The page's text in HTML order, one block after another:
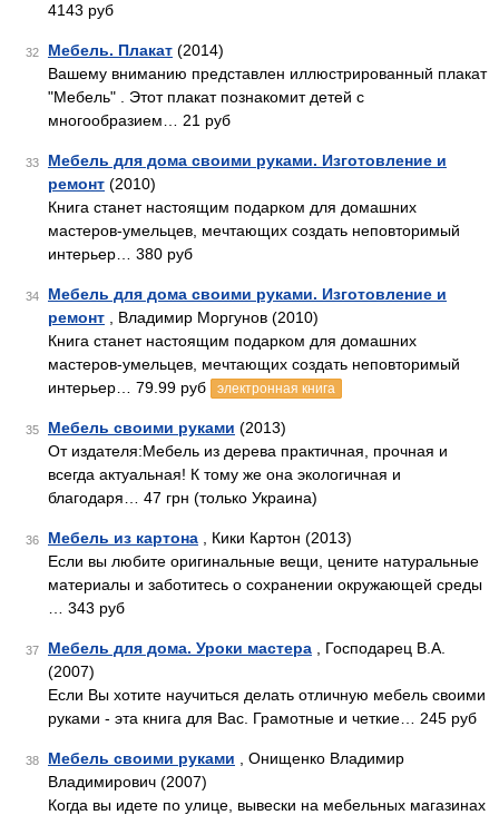
4143 руб
32 Мебель. Плакат (2014)
Вашему вниманию представлен иллюстрированный плакат
"Мебель" . Этот плакат познакомит детей с
многообразием… 21 руб
33
Мебель для дома своими руками. Изготовление и
ремонт (2010)
Книга станет настоящим подарком для домашних
мастеров-умельцев, мечтающих создать неповторимый
интерьер… 380 руб
34
Мебель для дома своими руками. Изготовление и
ремонт , Владимир Моргунов (2010)
Книга станет настоящим подарком для домашних
мастеров-умельцев, мечтающих создать неповторимый
интерьер… 79.99 руб
электронная книга
35 Мебель своими руками (2013)
От издателя:Мебель из дерева практичная, прочная и
всегда актуальная! К тому же она экологичная и
благодаря… 47 грн (только Украина)
36 Мебель из картона , Кики Картон (2013)
Если вы любите оригинальные вещи, цените натуральные
материалы и заботитесь о сохранении окружающей среды
… 343 руб
37 Мебель для дома. Уроки мастера , Господарец В.А.
(2007)
Если Вы хотите научиться делать отличную мебель своими
руками - эта книга для Вас. Грамотные и четкие… 245 руб
38 Мебель своими руками , Онищенко Владимир
Владимирович (2007)
Когда вы идете по улице, вывески на мебельных магазинах